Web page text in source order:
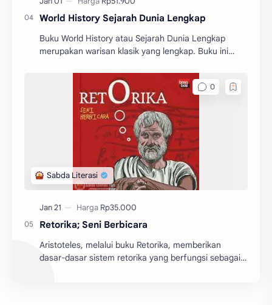
World History Sejarah Dunia Lengkap
Buku World History atau Sejarah Dunia Lengkap
merupakan warisan klasik yang lengkap. Buku ini
Retorika; Seni Berbicara
Aristoteles, melalui buku Retorika, memberikan
dasar-dasar sistem retorika yang berfungsi sebagai